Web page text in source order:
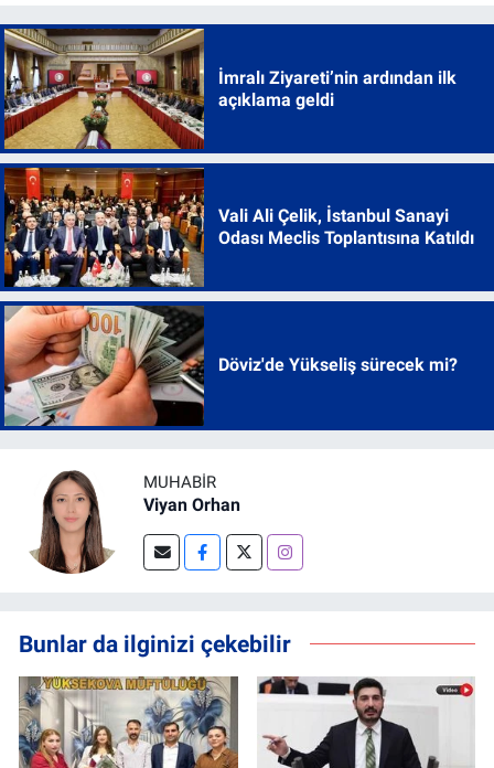
İmralı Ziyareti’nin ardından ilk
açıklama geldi
Vali Ali Çelik, İstanbul Sanayi
Odası Meclis Toplantısına Katıldı
Döviz'de Yükseliş sürecek mi?
MUHABIR
Viyan Orhan
Bunlar da ilginizi çekebilir